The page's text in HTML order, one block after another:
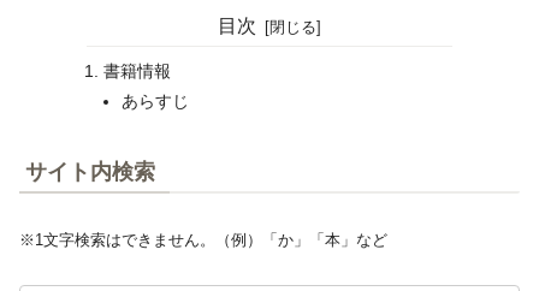
目次
書籍情報
あらすじ
サイト内検索
※1文字検索はできません。（例）「か」「本」など